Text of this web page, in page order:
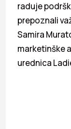
raduje
prepoznali
Samira
marketinške
urednica